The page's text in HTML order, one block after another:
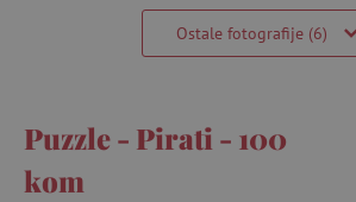
Ostale fotografije (6)
Puzzle - Pirati - 100
kom